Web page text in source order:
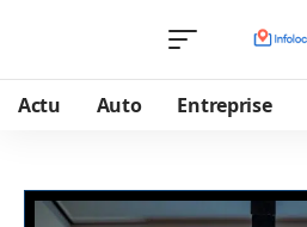
Actu Auto Entreprise